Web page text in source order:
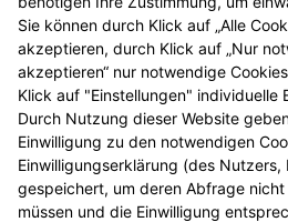
Gesundheitstelefon
Hochwertige Beratung,
Sie können durch Klick auf „Alle
akzeptieren, durch Klick auf „Nur
akzeptieren“ nur notwendige
Klick auf "Einstellungen" individuelle
Durch Nutzung dieser Website
Einwilligung zu den notwendigen
Einwilligungserklärung (des
gespeichert, um deren Abfrage
müssen und die Einwilligung